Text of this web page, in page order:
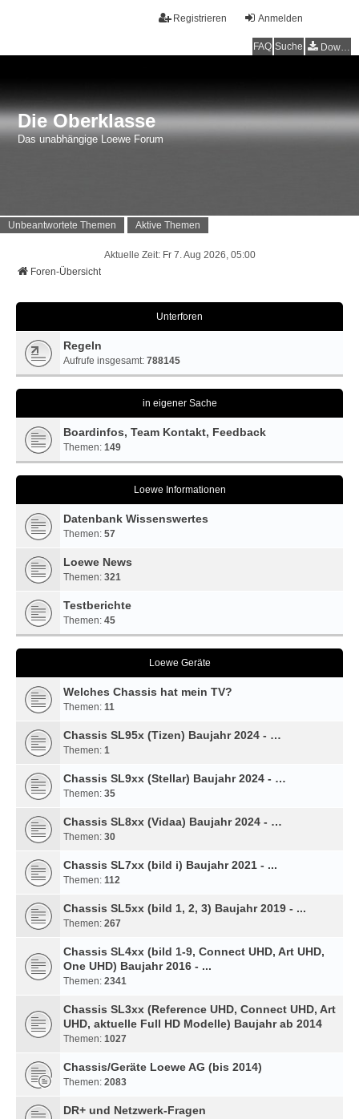
Anmelden
Registrieren
FAQ Suche Downloads
Die Oberklasse
Das unabhängige Loewe Forum
Unbeantwortete Themen Aktive Themen
Aktuelle Zeit: Fr 7. Aug 2026, 05:00
Foren-Übersicht
Unterforen
Regeln
Aufrufe insgesamt: 788145
in eigener Sache
Boardinfos, Team Kontakt, Feedback
Themen: 149
Loewe Informationen
Datenbank Wissenswertes
Themen: 57
Loewe News
Themen: 321
Testberichte
Themen: 45
Loewe Geräte
Welches Chassis hat mein TV?
Themen: 11
Chassis SL95x (Tizen) Baujahr 2024 - …
Themen: 1
Chassis SL9xx (Stellar) Baujahr 2024 - …
Themen: 35
Chassis SL8xx (Vidaa) Baujahr 2024 - …
Themen: 30
Chassis SL7xx (bild i) Baujahr 2021 - ...
Themen: 112
Chassis SL5xx (bild 1, 2, 3) Baujahr 2019 - ...
Themen: 267
Chassis SL4xx (bild 1-9, Connect UHD, Art UHD,
One UHD) Baujahr 2016 - ...
Themen: 2341
Chassis SL3xx (Reference UHD, Connect UHD, Art
UHD, aktuelle Full HD Modelle) Baujahr ab 2014
Themen: 1027
Chassis/Geräte Loewe AG (bis 2014)
Themen: 2083
DR+ und Netzwerk-Fragen